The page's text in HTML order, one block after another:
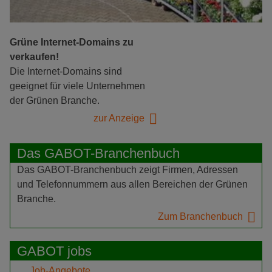
Grüne Internet-Domains zu
verkaufen!
Die Internet-Domains sind
geeignet für viele Unternehmen
der Grünen Branche.
zur Anzeige
Das GABOT-Branchenbuch
Das GABOT-Branchenbuch zeigt Firmen, Adressen
und Telefonnummern aus allen Bereichen der Grünen
Branche.
Zum Branchenbuch
GABOT jobs